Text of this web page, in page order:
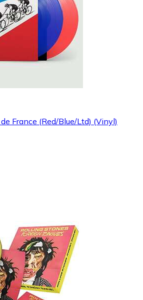
France (Red/Blue/Ltd) (Vinyl)